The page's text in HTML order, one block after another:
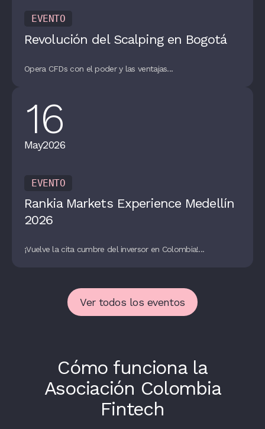
EVENTO
Revolución del Scalping en Bogotá
Opera CFDs con el poder y las ventajas...
16
May2026
EVENTO
Rankia Markets Experience Medellín
2026
¡Vuelve la cita cumbre del inversor en Colombia!...
Ver todos los eventos
Cómo funciona la
Asociación Colombia
Fintech